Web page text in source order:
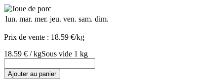
lun. mar. mer. jeu. ven. sam. dim.
Prix de vente : 18.59 €/kg
18.59 € / kgSous vide 1 kg
Ajouter au panier